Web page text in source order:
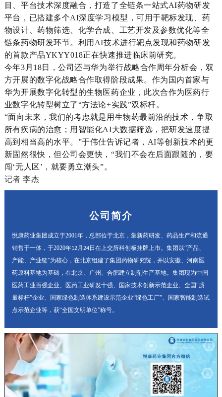
目、平台技术深度融合，打造了全链条一站式AI药物研发
平台，已搭建多个AI深度学习模型，可用于靶标发现、药
物设计、药物筛选、化学合成、工艺开发及参数优化等全
链条药物研发环节。利用AI技术进行靶点发现和药物研发
的首款产品YKYY018正在快速推进临床前研究。
今年3月18日，公司还与华为举行战略合作周年分析会，双
方开展的数字化战略合作取得阶段成果。作为国内首家与
华为开展数字化转型的生物医药企业，此次合作为医药行
业数字化转型树立了“方法论+实践”双标杆。
“面向未来，我们的考虑就是用生物药最前沿的技术，争取
所有疾病的治愈；用智能化AI大数据筛选，把研发速度提
高到相当高的水平。”于伟仕告诉记者，AI等创新技术的更
新固然很快，但公司会更快，“我们不会在后面跟随的，要
闯‘无人区’，就要勇立潮头”。
记者 李杰
公司简介
悦康药业集团成立于2001年，总部位于北京，集新药研发、药品生产和流通
销售于一体，于2020年12月 24日在上交所科创板挂牌上市。集团以“产品、
产能、产业链”为核心，在北京组建了集团药物研究院，并以安徽、河南医
药原料基地为基础，在北京、广州、合肥建立制剂生产基地。集团现为中国
医药工业百强企业、医药工业研发十强、国家技术创新示范企业、全国“质
量标杆”企业、国家绿色制造体系建设示范企业“绿色工厂”、国家智能制造试
点示范企业等，获“全国文明单位”称号。